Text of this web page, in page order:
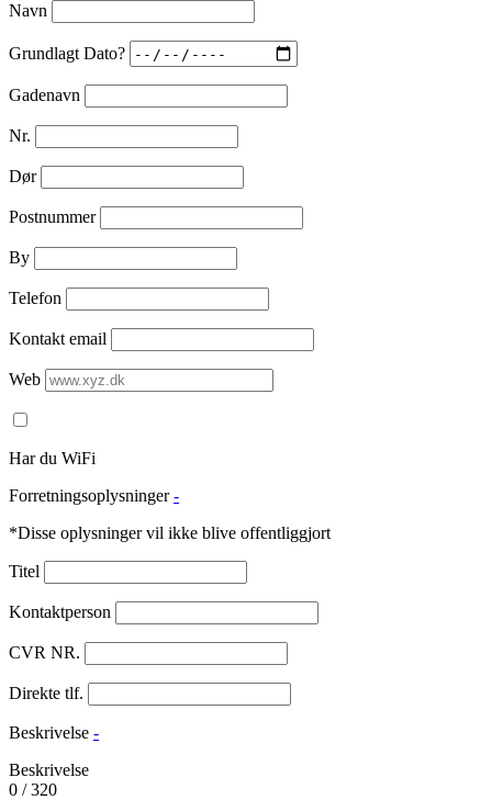
Navn
Grundlagt Dato?
Gadenavn
Nr.
Dør
Postnummer
By
Telefon
Kontakt email
Web
Har du WiFi
Forretningsoplysninger -
*Disse oplysninger vil ikke blive offentliggjort
Titel
Kontaktperson
CVR NR.
Direkte tlf.
Beskrivelse -
Beskrivelse
0 /320